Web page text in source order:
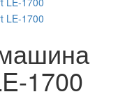
1700